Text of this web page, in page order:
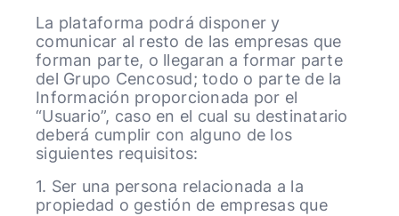
La plataforma podrá disponer y
comunicar al resto de las empresas que
forman parte, o llegaran a formar parte
del Grupo Cencosud; todo o parte de la
Información proporcionada por el
“Usuario”, caso en el cual su destinatario
deberá cumplir con alguno de los
siguientes requisitos:
1. Ser una persona relacionada a la
propiedad o gestión de empresas que